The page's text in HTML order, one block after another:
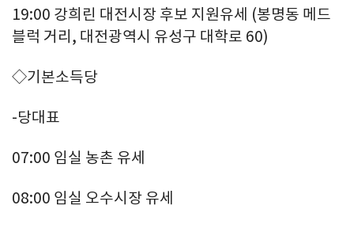
19:00 강희린 대전시장 후보 지원유세 (봉명동 메드
블럭 거리, 대전광역시 유성구 대학로 60)
◇기본소득당
-당대표
07:00 임실 농촌 유세
08:00 임실 오수시장 유세